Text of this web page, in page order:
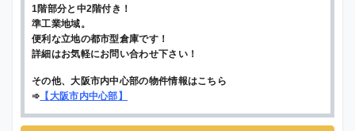
1階部分と中2階付き！
準工業地域。
便利な立地の都市型倉庫です！
詳細はお気軽にお問い合わせ下さい！
その他、大阪市内中心部の物件情報はこちら
➾ 【大阪市内中心部】